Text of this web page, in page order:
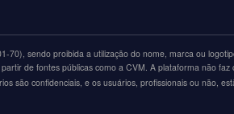
sendo proibida a utilização do nome, marca ou
de fontes públicas como a CVM. A plataforma não
são confidenciais, e os usuários, profissionais ou não,